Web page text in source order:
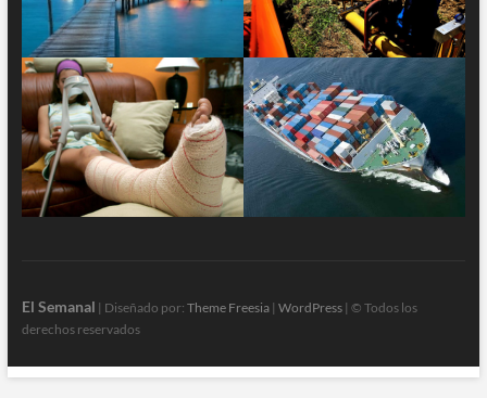
El Semanal | Diseñado por: Theme Freesia| WordPress| © Todos los
derechos reservados